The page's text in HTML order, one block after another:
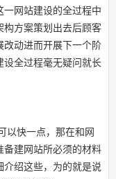
网站建设的全过程中
方案策划出去后顾客
动进而开展下一个阶
全过程毫无疑问就长
以快一点，那在和网
建网站所必须的材料
绍这些，为的就是说